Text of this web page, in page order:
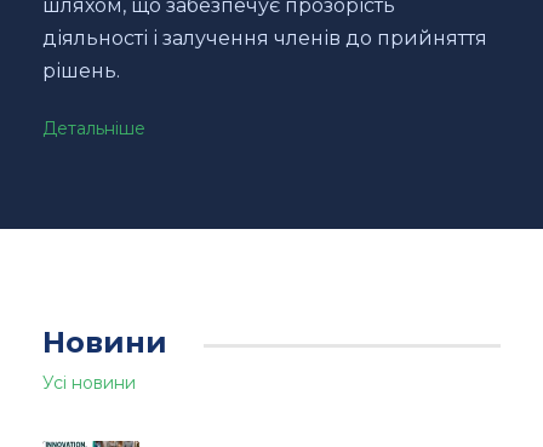
шляхом, що забезпечує прозорість
діяльності і залучення членів до прийняття
рішень.
Детальніше
Новини
Усі новини